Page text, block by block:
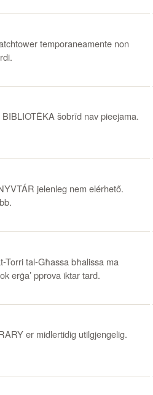
temporaneamente non
šobrīd nav pieejama.
jelenleg nem elérhető.
Torri tal-Għassa bħalissa ma
erġaʼ pprova iktar tard.
er midlertidig utilgjengelig.